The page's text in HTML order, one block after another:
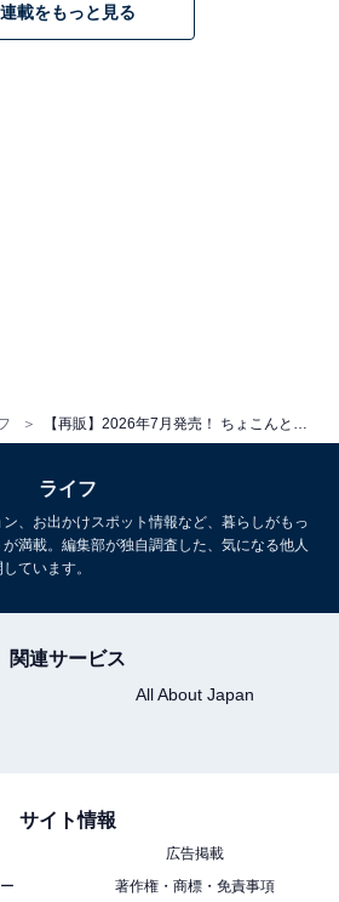
ちゃんたちが約45mmのフィギュアに！
」全5種が見逃せない【最新ガチャ情報】
連載をもっと見る
ライフ
、お出かけスポット情報など、暮らしがもっ
満載。編集部が独自調査した、気になる他人
ています。
関連サービス
All About Japan
サイト情報
広告掲載
著作権・商標・免責事項